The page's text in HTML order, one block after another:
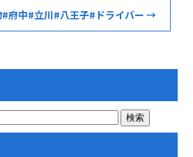
府中#立川#八王子#ドライバー →